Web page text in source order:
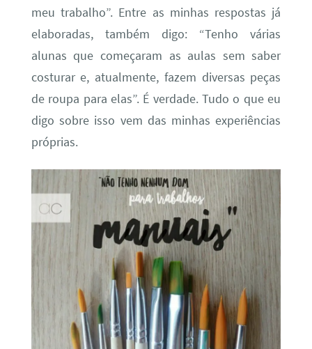
meu trabalho”. Entre as minhas respostas já
elaboradas, também digo: “Tenho várias
alunas que começaram as aulas sem saber
costurar e, atualmente, fazem diversas peças
de roupa para elas”. É verdade. Tudo o que eu
digo sobre isso vem das minhas experiências
próprias.